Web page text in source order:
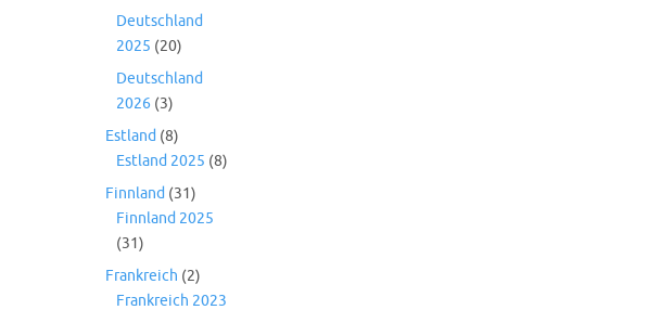
Deutschland
2025 (20)
Deutschland
2026 (3)
Estland (8)
Estland 2025 (8)
Finnland (31)
Finnland 2025
(31)
Frankreich (2)
Frankreich 2023